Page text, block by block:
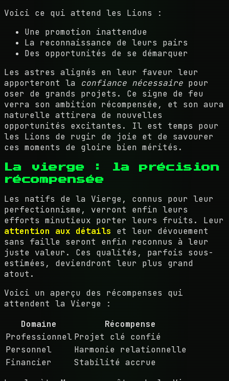
Voici ce qui attend les Lions :
Une promotion inattendue
La reconnaissance de leurs pairs
Des opportunités de se démarquer
Les astres alignés en leur faveur leur
apporteront la confiance nécessaire pour
oser de grands projets. Ce signe de feu
verra son ambition récompensée, et son aura
naturelle attirera de nouvelles
opportunités excitantes. Il est temps pour
les Lions de rugir de joie et de savourer
ces moments de gloire bien mérités.
La vierge : la précision
récompensée
Les natifs de la Vierge, connus pour leur
perfectionnisme, verront enfin leurs
efforts minutieux porter leurs fruits. Leur
attention aux détails et leur dévouement
sans faille seront enfin reconnus à leur
juste valeur. Ces qualités, parfois sous-
estimées, deviendront leur plus grand
atout.
Voici un aperçu des récompenses qui
attendent la Vierge :
Domaine
Récompense
Professionnel Projet clé confié
Personnel
Harmonie relationnelle
Financier
Stabilité accrue